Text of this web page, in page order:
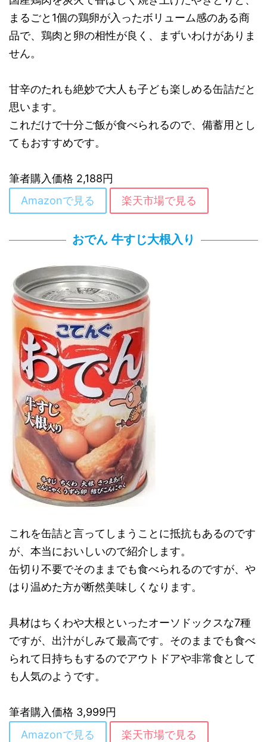
まるごと1個の鶏卵が入ったボリューム感のある商
品で、鶏肉と卵の相性が良く、まずいわけがありま
せん。
甘辛のたれも絶妙で大人も子ども楽しめる缶詰だと
思います。
これだけで十分ご飯が食べられるので、備蓄用とし
てもおすすめです。
筆者購入価格 2,188円
Amazonで見る
楽天市場で見る
おでん 牛すじ大根入り
これを缶詰と言ってしまうことに抵抗もあるのです
が、本当においしいので紹介します。
缶切り不要でそのままでも食べられるのですが、や
はり温めた方が断然美味しくなります。
具材はちくわや大根といったオーソドックスな7種
ですが、出汁がしみて最高です。そのままでも食べ
られて日持ちもするのでアウトドアや非常食として
も人気のようです。
筆者購入価格 3,999円
Amazonで見る
楽天市場で見る